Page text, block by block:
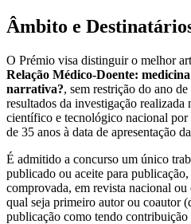
Âmbito e
O Prémio visa distinguir o melhor
Relação Médico-Doente:
narrativa?, sem restrição do ano
resultados da investigação realizada
científico e tecnológico nacional
de 35 anos à data de apresentação
É admitido a concurso um único
publicado ou aceite para
comprovada, em revista nacional ou
qual seja primeiro autor ou coautor
publicação como tendo